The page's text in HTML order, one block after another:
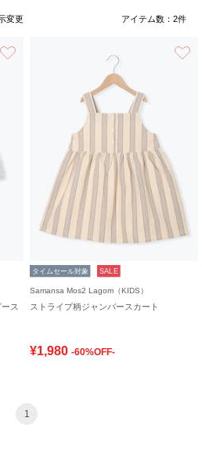
変更 アイテム数： 2件
ス
タイムセール対象 SALE
Samansa Mos2 Lagom（KIDS）
ストライプ柄ジャンバースカート
¥1,980 -60%OFF-
1